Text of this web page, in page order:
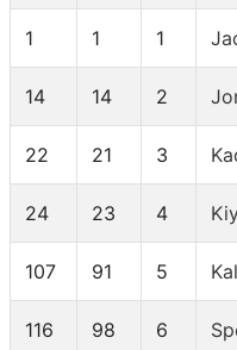
1 1 1
14 14 2
22 21 3
24 23 4
107 91 5
116 98 6